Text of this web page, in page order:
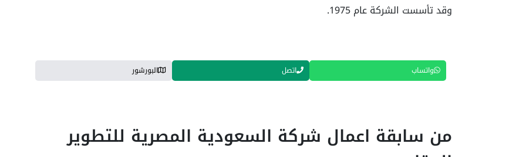
وقد تأسست الشركة عام 1975.
واتساب اتصل البورشور
من سابقة اعمال شركة السعودية المصرية للتطوير